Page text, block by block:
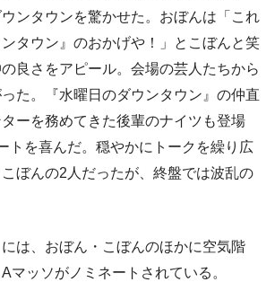
ウンタウンを驚かせた。おぼんは「これ
タウン』のおかげや！」とこぼんと笑
良さをアピール。会場の芸人たちから
た。『水曜日のダウンタウン』の仲直
ーを務めてきた後輩のナイツも登場
トを喜んだ。穏やかにトークを繰り広
ぼんの2人だったが、終盤では波乱の
には、おぼん・こぼんのほかに空気階
マッソがノミネートされている。